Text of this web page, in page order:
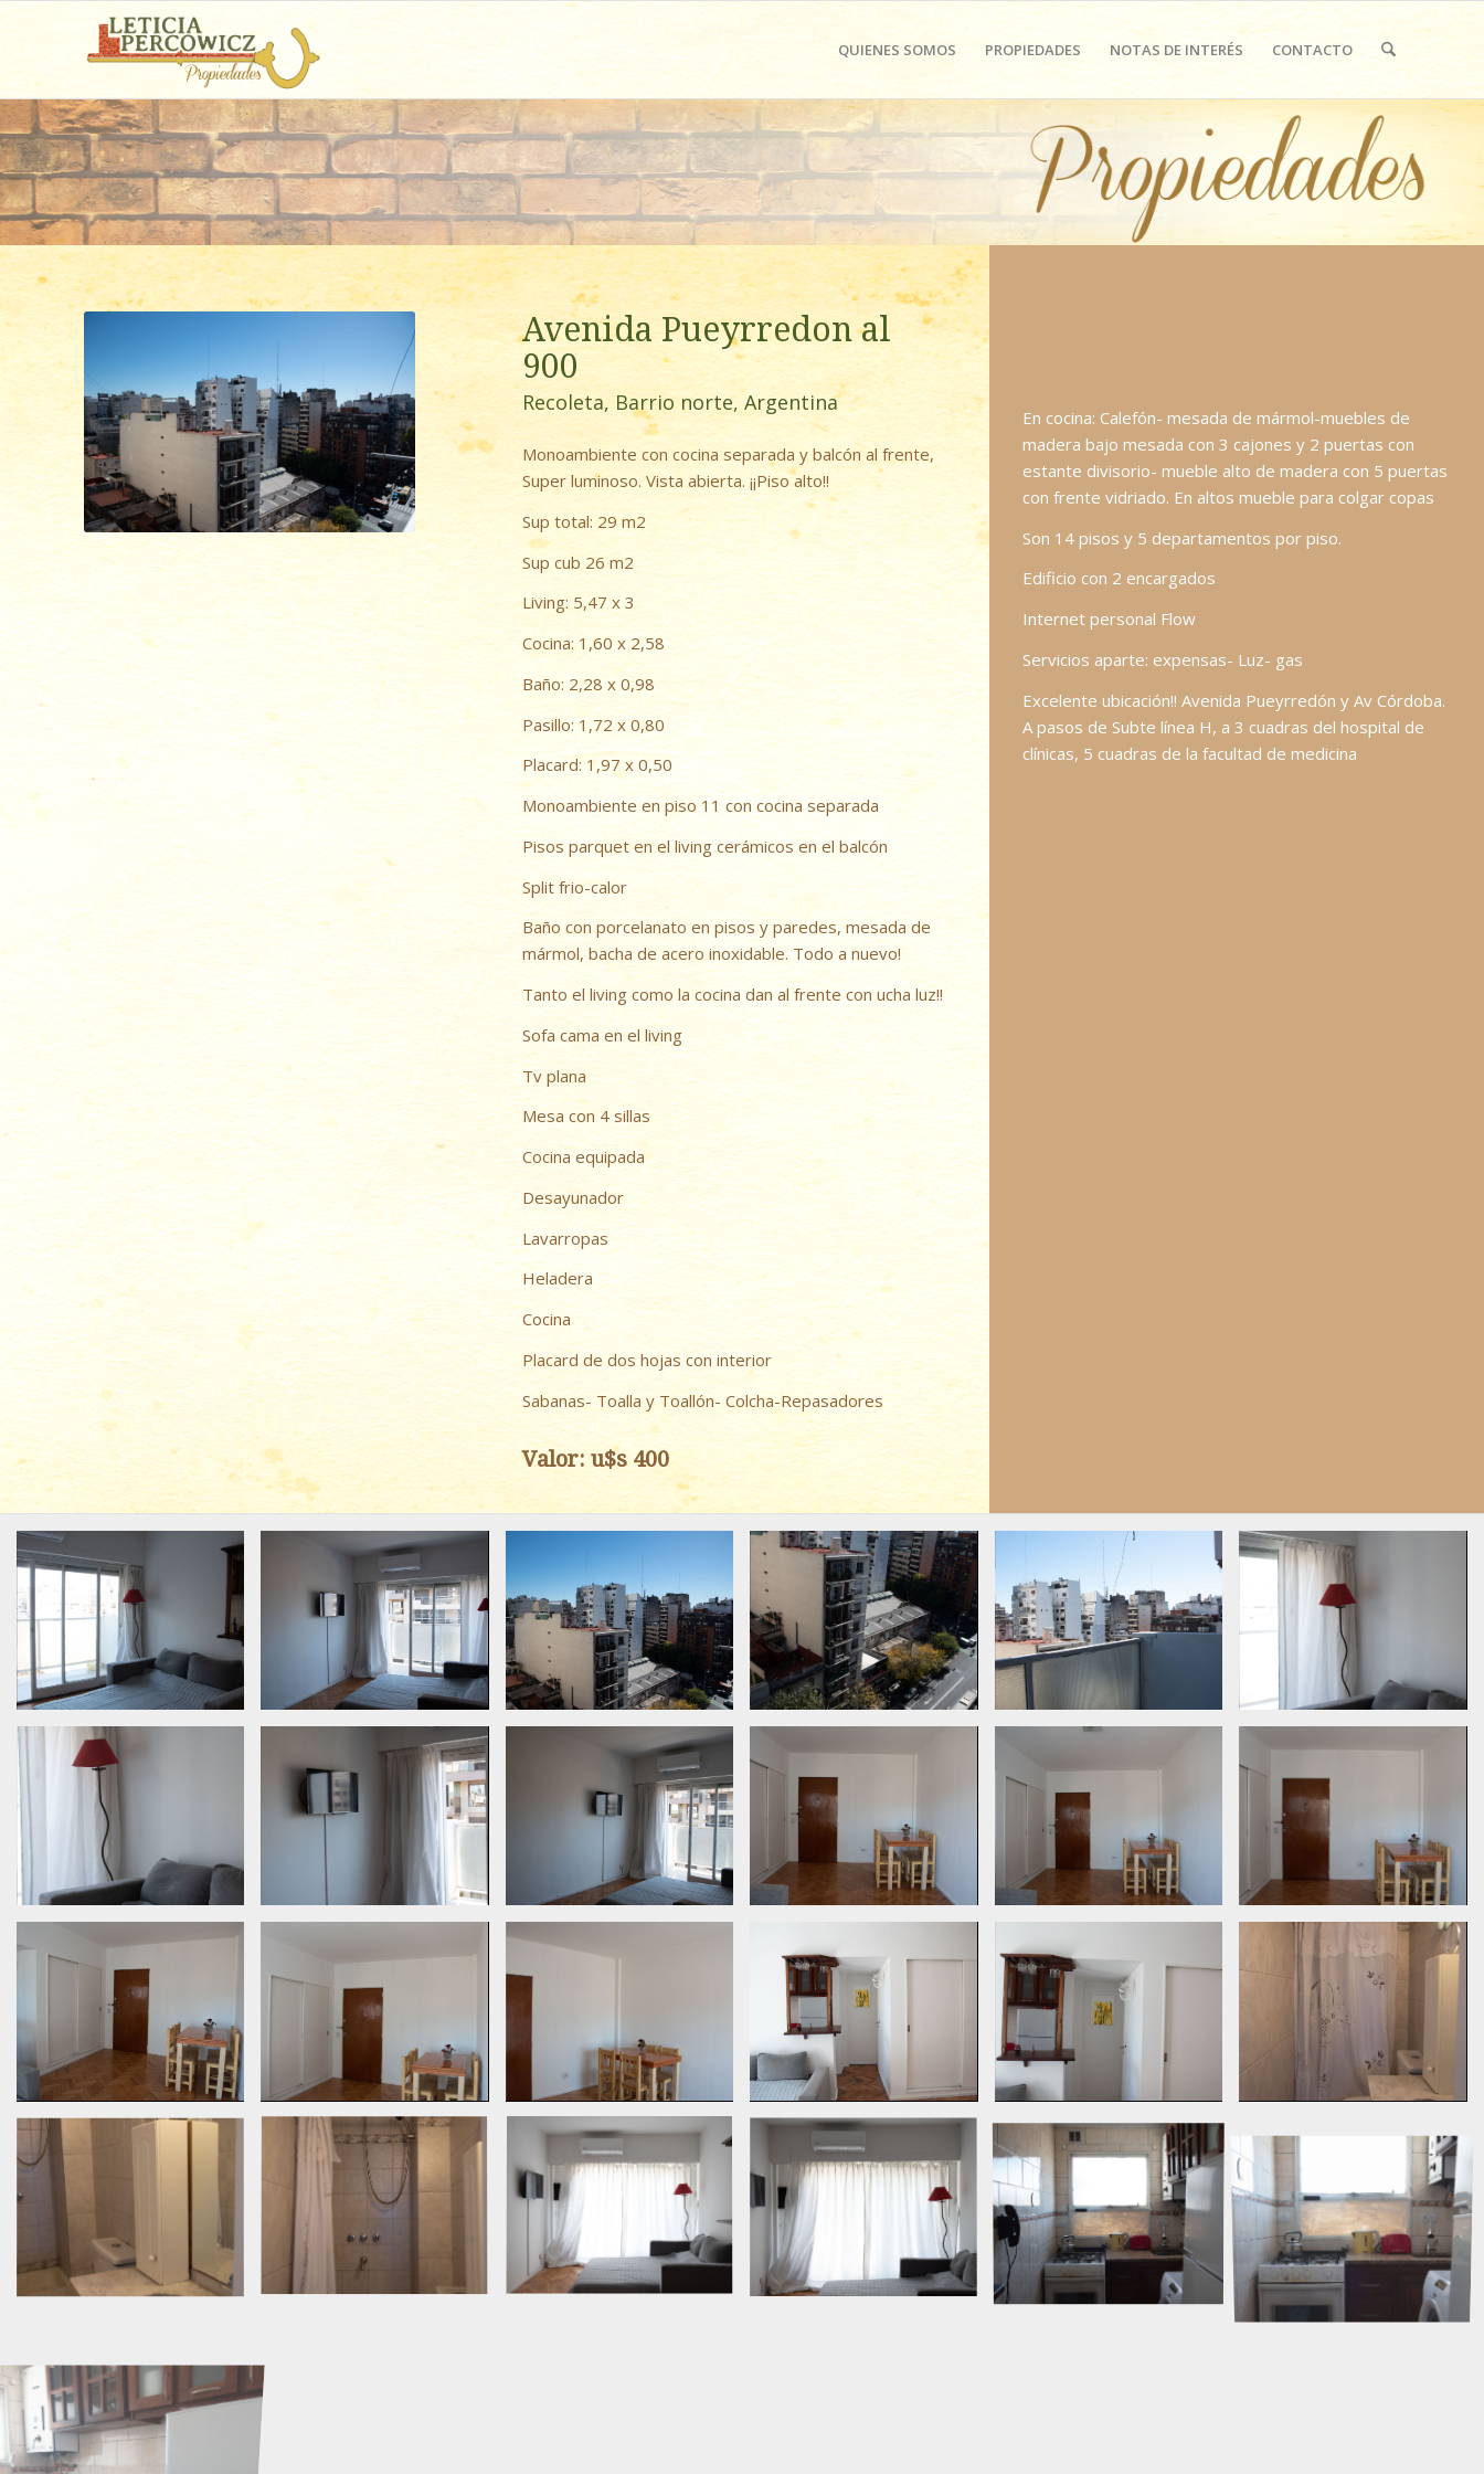
QUIENES SOMOS PROPIEDADES NOTAS DE INTERÉS CONTACTO
Avenida Pueyrredon al
900
Recoleta, Barrio norte, Argentina
Monoambiente con cocina separada y balcón al frente,
Super luminoso. Vista abierta. ¡¡Piso alto!!
Sup total: 29 m2
Sup cub 26 m2
Living: 5,47 x 3
Cocina: 1,60 x 2,58
Baño: 2,28 x 0,98
Pasillo: 1,72 x 0,80
Placard: 1,97 x 0,50
Monoambiente en piso 11 con cocina separada
Pisos parquet en el living cerámicos en el balcón
Split frio-calor
Baño con porcelanato en pisos y paredes, mesada de
mármol, bacha de acero inoxidable. Todo a nuevo!
Tanto el living como la cocina dan al frente con ucha luz!!
Sofa cama en el living
Tv plana
Mesa con 4 sillas
Cocina equipada
Desayunador
Lavarropas
Heladera
Cocina
Placard de dos hojas con interior
Sabanas- Toalla y Toallón- Colcha-Repasadores
Valor: u$s 400
En cocina: Calefón- mesada de mármol-muebles de
madera bajo mesada con 3 cajones y 2 puertas con
estante divisorio- mueble alto de madera con 5 puertas
con frente vidriado. En altos mueble para colgar copas
Son 14 pisos y 5 departamentos por piso.
Edificio con 2 encargados
Internet personal Flow
Servicios aparte: expensas- Luz- gas
Excelente ubicación!! Avenida Pueyrredón y Av Córdoba.
A pasos de Subte línea H, a 3 cuadras del hospital de
clínicas, 5 cuadras de la facultad de medicina